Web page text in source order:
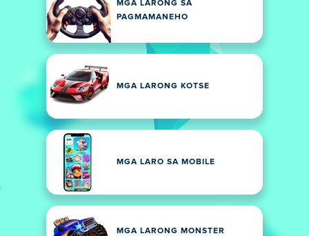
MGA LARONG SA
PAGMAMANEHO
MGA LARONG KOTSE
MGA LARO SA MOBILE
MGA LARONG MONSTER